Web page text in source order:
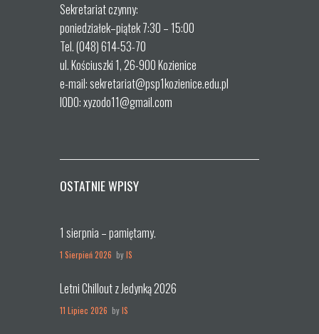
Sekretariat czynny:
poniedziałek–piątek 7:30 – 15:00
Tel. (048) 614-53-70
ul. Kościuszki 1, 26-900 Kozienice
e-mail: sekretariat@psp1kozienice.edu.pl
IODO: xyzodo11@gmail.com
OSTATNIE WPISY
1 sierpnia – pamiętamy.
1 Sierpień 2026 byIS
Letni Chillout z Jedynką 2026
11 Lipiec 2026 byIS